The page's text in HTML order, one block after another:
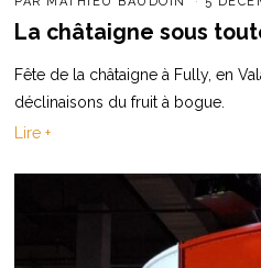
La châtaigne sous
Fête de la châtaigne à Fully, en
déclinaisons du fruit à bogue.
Lire +